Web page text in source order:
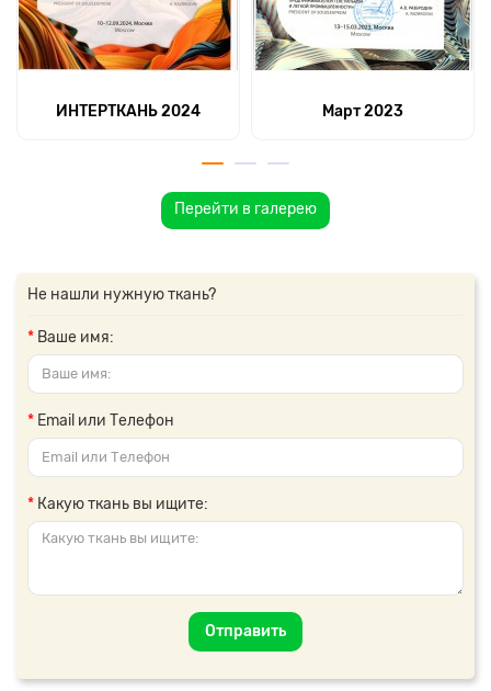
ИНТЕРТКАНЬ 2024 Март 2023
Перейти в галерею
Не нашли нужную ткань?
Ваше имя:
Email или Телефон
Какую ткань вы ищите:
Отправить